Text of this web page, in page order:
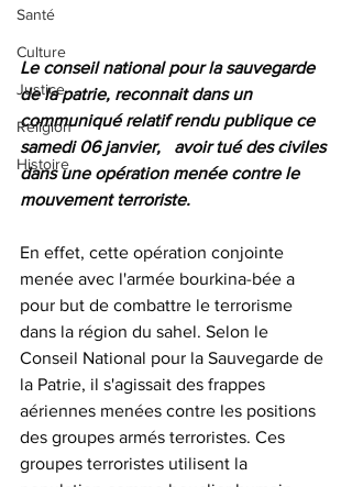
Santé
Culture
Justice
Religion
Histoire
Le conseil national pour la sauvegarde
de la patrie, reconnait dans un
communiqué relatif rendu publique ce
samedi 06 janvier,   avoir tué des civiles
dans une opération menée contre le
mouvement terroriste.
En effet, cette opération conjointe
menée avec l'armée bourkina-bée a
pour but de combattre le terrorisme
dans la région du sahel. Selon le
Conseil National pour la Sauvegarde de
la Patrie, il s'agissait des frappes
aériennes menées contre les positions
des groupes armés terroristes. Ces
groupes terroristes utilisent la